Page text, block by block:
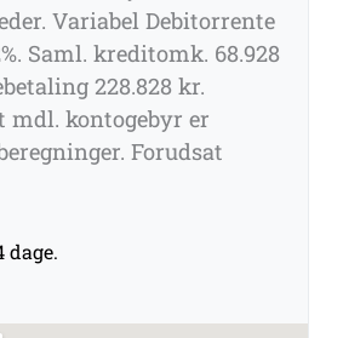
Variabel Debitorrente
Saml. kreditomk. 68.928
228.828 kr.
mdl. kontogebyr er
Forudsat
dage.